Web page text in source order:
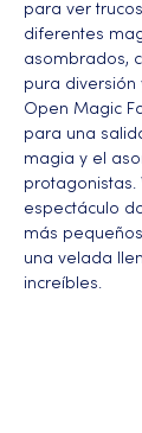
para ver
diferentes
asombrados,
pura diversión
Open Magic
para una
magia y el
protagonistas.
espectáculo
más
una velada
increíbles.